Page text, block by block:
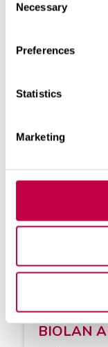
Selection
Necessary
Preferences
Statistics
Marketing
BIO­LAN